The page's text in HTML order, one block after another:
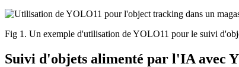
Fig 1. Un exemple d'utilisation de YOLO11 pour le suivi
Suivi d'objets alimenté par l'IA avec